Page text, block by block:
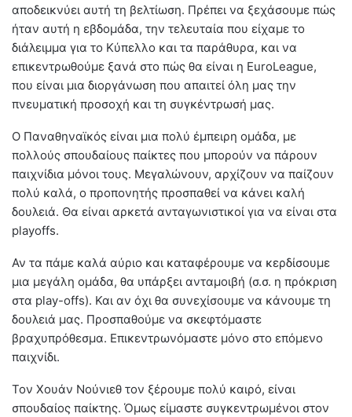
αποδεικνύει αυτή τη βελτίωση. Πρέπει να ξεχάσουμε πώς
ήταν αυτή η εβδομάδα, την τελευταία που είχαμε το
διάλειμμα για το Κύπελλο και τα παράθυρα, και να
επικεντρωθούμε ξανά στο πώς θα είναι η EuroLeague,
που είναι μια διοργάνωση που απαιτεί όλη μας την
πνευματική προσοχή και τη συγκέντρωσή μας.
Ο Παναθηναϊκός είναι μια πολύ έμπειρη ομάδα, με
πολλούς σπουδαίους παίκτες που μπορούν να πάρουν
παιχνίδια μόνοι τους. Μεγαλώνουν, αρχίζουν να παίζουν
πολύ καλά, ο προπονητής προσπαθεί να κάνει καλή
δουλειά. Θα είναι αρκετά ανταγωνιστικοί για να είναι στα
playoffs.
Αν τα πάμε καλά αύριο και καταφέρουμε να κερδίσουμε
μια μεγάλη ομάδα, θα υπάρξει ανταμοιβή (σ.σ. η πρόκριση
στα play-offs). Και αν όχι θα συνεχίσουμε να κάνουμε τη
δουλειά μας. Προσπαθούμε να σκεφτόμαστε
βραχυπρόθεσμα. Επικεντρωνόμαστε μόνο στο επόμενο
παιχνίδι.
Τον Χουάν Νούνιεθ τον ξέρουμε πολύ καιρό, είναι
σπουδαίος παίκτης. Όμως είμαστε συγκεντρωμένοι στον